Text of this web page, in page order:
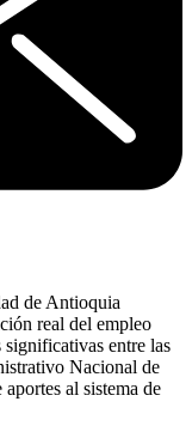
de Antioquia
real del empleo
entre las
Nacional de
al sistema de